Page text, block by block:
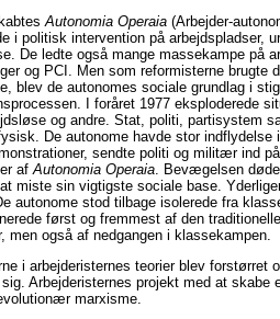
Autonomia Operaia (Arbejder-
i politisk intervention på arbejdspladser,
De ledte også mange massekampe på
og PCI. Men som reformisterne brugte
blev de autonomes sociale grundlag i
I foråret 1977 eksploderede
og andre. Stat, politi, partisystem
De autonome havde stor
sendte politi og militær ind
af Autonomia Operaia . Bevægelsen
miste sin vigtigste sociale base.
autonome stod tilbage isolerede fra
først og fremmest af den
men også af nedgangen i klassekampen.
i arbejderisternes teorier blev
Arbejderisternes projekt med at
marxisme.